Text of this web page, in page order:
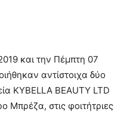
και την Πέμπτη 07
αντίστοιχα δύο
KYBELLA BEAUTY LTD
Μπρέζα, στις φοιτήτριες